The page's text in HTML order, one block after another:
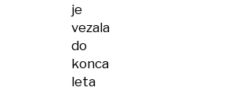
je
vezala
do
konca
leta